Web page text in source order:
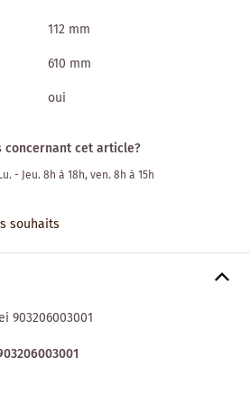
112 mm
610 mm
oui
concernant cet article?
- Jeu. 8h à 18h, ven. 8h à 15h
souhaits
903206003001